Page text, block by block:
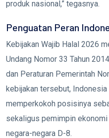
produk nasional,” tegasnya.
Penguatan Peran
Kebijakan Wajib Halal 2026
Undang Nomor 33 Tahun
dan Peraturan Pemerintah
kebijakan tersebut, Indonesia
memperkokoh posisinya
sekaligus pemimpin ekonomi
negara-negara D-8.